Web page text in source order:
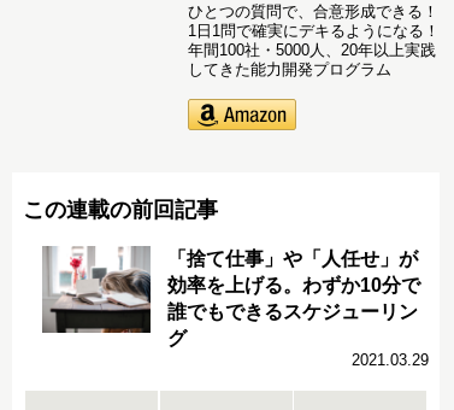
ひとつの質問で、合意形成できる！
1日1問で確実にデキるようになる！
年間100社・5000人、20年以上実践
してきた能力開発プログラム
この連載の前回記事
「捨て仕事」や「人任せ」が
効率を上げる。わずか10分で
誰でもできるスケジューリン
グ
2021.03.29